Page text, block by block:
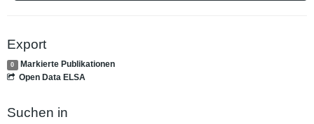
Export
0
Markierte Publikationen
Open Data ELSA
Suchen in